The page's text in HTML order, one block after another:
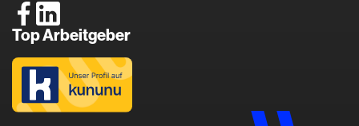
Top Arbeitgeber